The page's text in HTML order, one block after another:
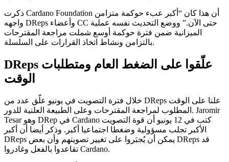
ذكرت Cardano Foundation أن هذا كان “أكبر عبء حوكمة متزامن
واجهه DReps وأعضاء CC حتى الآن.” ووضع التحديث نفسه عملية
الميزانية ضمن فترة حوكمة أوسع شملت مراجعة المقترحات
بالتزامن ونشاط اتخاذ القرارات على السلسلة.
DReps علّقوا على الضغط العام ومتطلبات
الوقت
خلال فترة التصويت في يونيو علّق عدد من DReps علنا على الوقت
المطلوب لمراجعة المقترحات وعلى الطبيعة العلنية للدور. Jaromir
Tesar وهو DRep في Cardano كتب في 12 يونيو أن قوة التصويت
الأكبر تجلب مسؤولية وضغطا اجتماعيا أكبر. وذكر أيضا أن أكبر
DReps يمكن أن يُجبَروا على تغيير تصويتهم وأن بعض DReps قد
تقاعدوا بالفعل وغادروا Cardano.